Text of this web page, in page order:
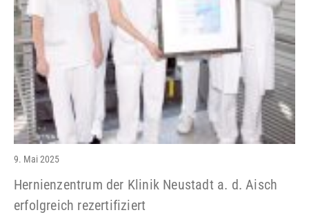
9. Mai 2025
Hernienzentrum der Klinik Neustadt a. d. Aisch
erfolgreich rezertifiziert